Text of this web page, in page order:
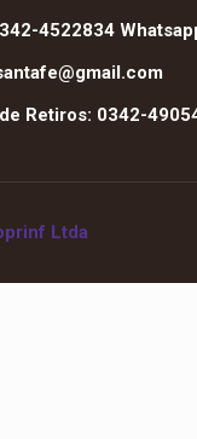
4522834
Retiros: 0342-
Ltda